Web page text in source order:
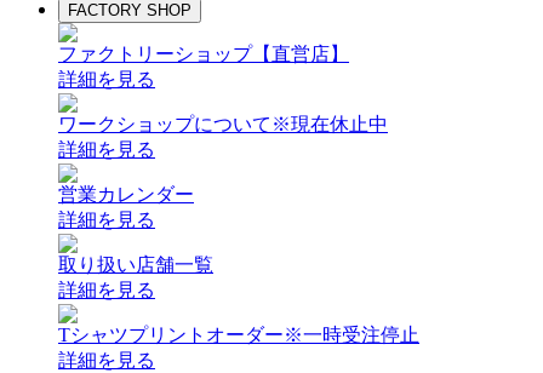
FACTORY SHOP
ファクトリーショップ【直営店】
詳細を見る
ワークショップについて ※現在休止中
詳細を見る
営業カレンダー
詳細を見る
取り扱い店舗一覧
詳細を見る
Tシャツプリントオーダー※一時受注停止
詳細を見る